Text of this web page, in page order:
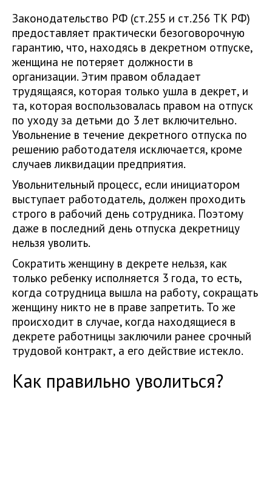
Законодательство РФ (ст.255 и ст.256 ТК РФ)
предоставляет практически безоговорочную
гарантию, что, находясь в декретном отпуске,
женщина не потеряет должности в
организации. Этим правом обладает
трудящаяся, которая только ушла в декрет, и
та, которая воспользовалась правом на отпуск
по уходу за детьми до 3 лет включительно.
Увольнение в течение декретного отпуска по
решению работодателя исключается, кроме
случаев ликвидации предприятия.
Увольнительный процесс, если инициатором
выступает работодатель, должен проходить
строго в рабочий день сотрудника. Поэтому
даже в последний день отпуска декретницу
нельзя уволить.
Сократить женщину в декрете нельзя, как
только ребенку исполняется 3 года, то есть,
когда сотрудница вышла на работу, сокращать
женщину никто не в праве запретить. То же
происходит в случае, когда находящиеся в
декрете работницы заключили ранее срочный
трудовой контракт, а его действие истекло.
Как правильно уволиться?